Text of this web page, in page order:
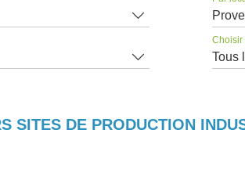
Choisir
Tous
SITES DE PRODUCTION